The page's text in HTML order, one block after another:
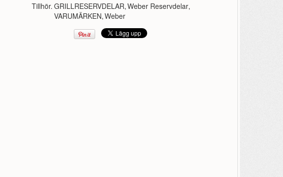
Tillhör. GRILLRESERVDELAR,Weber Reservdelar,
VARUMÄRKEN,Weber